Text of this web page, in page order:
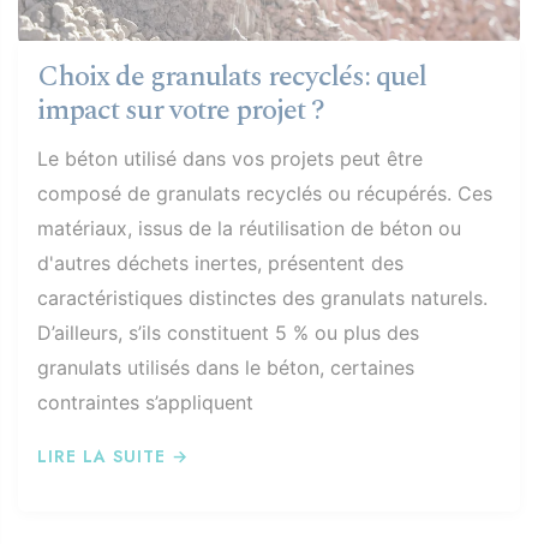
Choix de granulats recyclés: quel
impact sur votre projet ?
Le béton utilisé dans vos projets peut être
composé de granulats recyclés ou récupérés. Ces
matériaux, issus de la réutilisation de béton ou
d'autres déchets inertes, présentent des
caractéristiques distinctes des granulats naturels.
D’ailleurs, s’ils constituent 5 % ou plus des
granulats utilisés dans le béton, certaines
contraintes s’appliquent
LIRE LA SUITE →